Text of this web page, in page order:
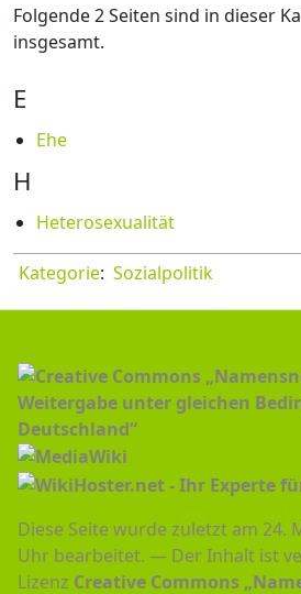
Folgende 2 Seiten sind in dieser
insgesamt.
E
Ehe
H
Heterosexualität
Kategorie: Sozialpolitik
Diese Seite wurde zuletzt am 24.
Uhr bearbeitet.
Der Inhalt ist
Lizenz Creative Commons